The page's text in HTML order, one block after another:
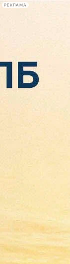
РЕКЛАМА
Сегодня:
вошёл в